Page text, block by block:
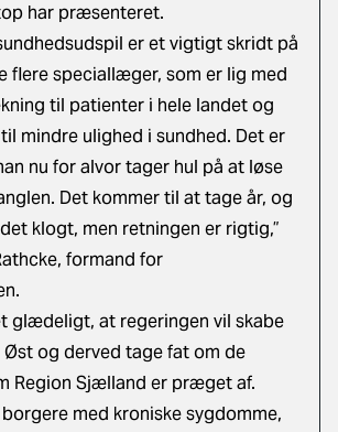
har præsenteret.
er et vigtigt skridt på
flere speciallæger, som er lig med
til patienter i hele landet og
mindre ulighed i sundhed. Det er
nu for alvor tager hul på at løse
Det kommer til at tage år, og
klogt, men retningen er rigtig,”
formand for
glædeligt, at regeringen vil skabe
Øst og derved tage fat om de
Region Sjælland er præget af.
borgere med kroniske sygdomme,